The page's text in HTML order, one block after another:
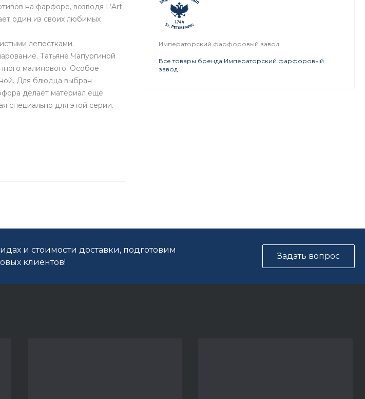
на фарфоре, возводя L’Art
один из своих любимых
лепестками.
Татьяне Чапургиной
малинового. Особое
Для блюдца выбран
делает материал еще
специально для этой серии.
Императорский фарфоровый завод
Все товары бренда Императорский фарфоровый
завод
и стоимости доставки, подготовим
клиентов!
Задать вопрос